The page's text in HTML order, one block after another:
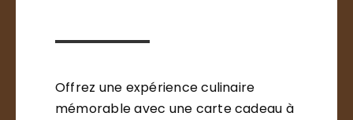
Offrez une expérience culinaire
mémorable avec une carte cadeau à